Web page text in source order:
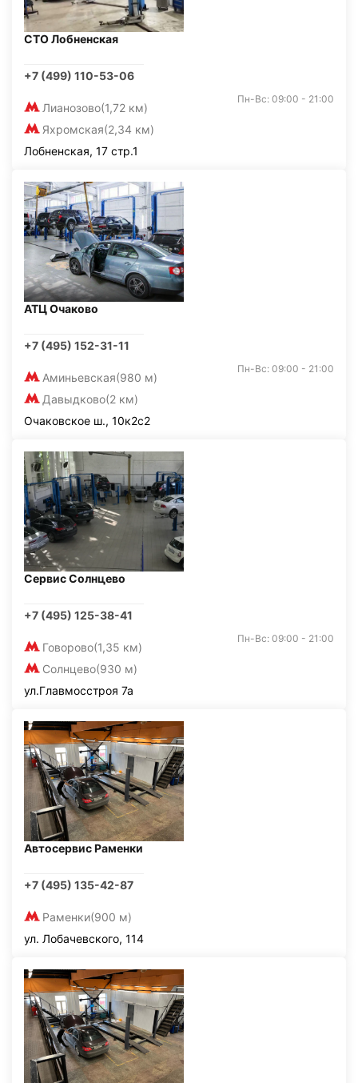
СТО Лобненская
+7 (499) 110-53-06
Лианозово(1,72 км)
Яхромская(2,34 км)
Пн-Вс: 09:00 - 21:00
Лобненская, 17 стр.1
АТЦ Очаково
+7 (495) 152-31-11
Аминьевская(980 м)
Давыдково(2 км)
Пн-Вс: 09:00 - 21:00
Очаковское ш., 10к2с2
Сервис Солнцево
+7 (495) 125-38-41
Говорово(1,35 км)
Солнцево(930 м)
Пн-Вс: 09:00 - 21:00
ул.Главмосстроя 7а
Автосервис Раменки
+7 (495) 135-42-87
Раменки(900 м)
ул. Лобачевского, 114